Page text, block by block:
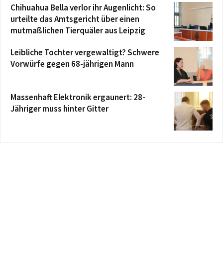
Chihuahua Bella verlor ihr Augenlicht: So
urteilte das Amtsgericht über einen
mutmaßlichen Tierquäler aus Leipzig
Leibliche Tochter vergewaltigt? Schwere
Vorwürfe gegen 68-jährigen Mann
Massenhaft Elektronik ergaunert: 28-
Jähriger muss hinter Gitter